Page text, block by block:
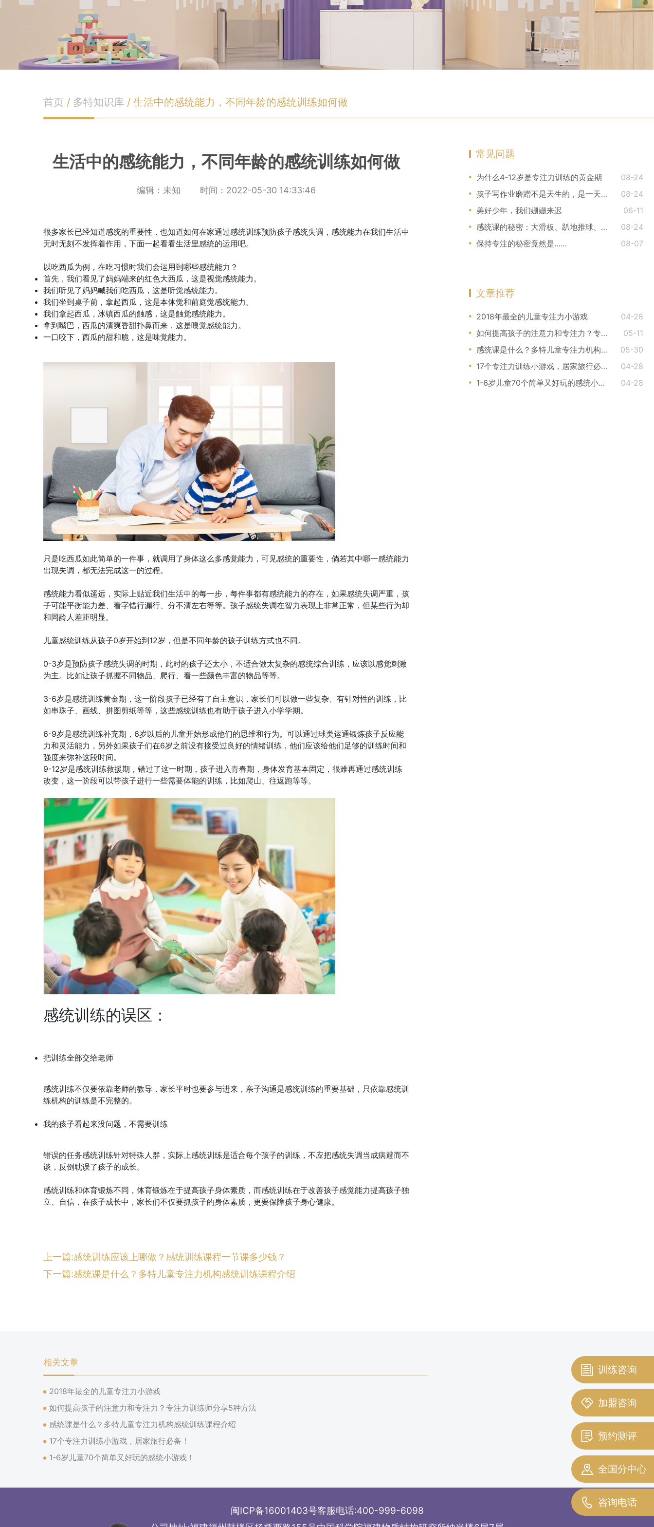
首页 / 多特知识库 /生活中的感统能力，不同年龄的感统训练如何做
生活中的感统能力，不同年龄的感统训练如何做
编辑：未知 时间：2022-05-30 14:33:46
很多家长已经知道感统的重要性，也知道如何在家通过感统训练预防孩子感统失调，感统能力在我们生活中
无时无刻不发挥着作用，下面一起看看生活里感统的运用吧。
以吃西瓜为例，在吃习惯时我们会运用到哪些感统能力？
首先，我们看见了妈妈端来的红色大西瓜，这是视觉感统能力。
我们听见了妈妈喊我们吃西瓜，这是听觉感统能力。
我们坐到桌子前，拿起西瓜，这是本体觉和前庭觉感统能力。
我们拿起西瓜，冰镇西瓜的触感，这是触觉感统能力。
拿到嘴巴，西瓜的清爽香甜扑鼻而来，这是嗅觉感统能力。
一口咬下，西瓜的甜和脆，这是味觉能力。
只是吃西瓜如此简单的一件事，就调用了身体这么多感觉能力，可见感统的重要性，倘若其中哪一感统能力
出现失调，都无法完成这一的过程。
感统能力看似遥远，实际上贴近我们生活中的每一步，每件事都有感统能力的存在，如果感统失调严重，孩
子可能平衡能力差、看字错行漏行、分不清左右等等。孩子感统失调在智力表现上非常正常，但某些行为却
和同龄人差距明显。
儿童感统训练从孩子0岁开始到12岁，但是不同年龄的孩子训练方式也不同。
0-3岁是预防孩子感统失调的时期，此时的孩子还太小，不适合做太复杂的感统综合训练，应该以感觉刺激
为主。比如让孩子抓握不同物品、爬行、看一些颜色丰富的物品等等。
3-6岁是感统训练黄金期，这一阶段孩子已经有了自主意识，家长们可以做一些复杂、有针对性的训练，比
如串珠子、画线、拼图剪纸等等，这些感统训练也有助于孩子进入小学学期。
6-9岁是感统训练补充期，6岁以后的儿童开始形成他们的思维和行为。可以通过球类运通锻炼孩子反应能
力和灵活能力，另外如果孩子们在6岁之前没有接受过良好的情绪训练，他们应该给他们足够的训练时间和
强度来弥补这段时间。
9-12岁是感统训练救援期，错过了这一时期，孩子进入青春期，身体发育基本固定，很难再通过感统训练
改变，这一阶段可以带孩子进行一些需要体能的训练，比如爬山、往返跑等等。
感统训练的误区：
把训练全部交给老师
感统训练不仅要依靠老师的教导，家长平时也要参与进来，亲子沟通是感统训练的重要基础，只依靠感统训
练机构的训练是不完整的。
我的孩子看起来没问题，不需要训练
错误的任务感统训练针对特殊人群，实际上感统训练是适合每个孩子的训练，不应把感统失调当成病避而不
谈，反倒耽误了孩子的成长。
感统训练和体育锻炼不同，体育锻炼在于提高孩子身体素质，而感统训练在于改善孩子感觉能力提高孩子独
立、自信，在孩子成长中，家长们不仅要抓孩子的身体素质，更要保障孩子身心健康。
上一篇:感统训练应该上哪做？感统训练课程一节课多少钱？
下一篇:感统课是什么？多特儿童专注力机构感统训练课程介绍
常见问题
为什么4-12岁是专注力训练的黄金期
08-24
孩子写作业磨蹭不是天生的，是一天天被你训练和强化
08-24
美好少年，我们姗姗来迟
06-11
感统课的秘密：大滑板、趴地推球、羊角球，这些有什么用？
08-24
保持专注的秘密竟然是……
08-07
文章推荐
2018年最全的儿童专注力小游戏
04-28
如何提高孩子的注意力和专注力？专注力训练师分享5种方法
05-11
感统课是什么？多特儿童专注力机构感统训练课程介绍
05-30
17个专注力训练小游戏，居家旅行必备！
04-28
1-6岁儿童70个简单又好玩的感统小游戏！
04-28
相关文章
2018年最全的儿童专注力小游戏
如何提高孩子的注意力和专注力？专注力训练师分享5种方法
感统课是什么？多特儿童专注力机构感统训练课程介绍
17个专注力训练小游戏，居家旅行必备！
1-6岁儿童70个简单又好玩的感统小游戏！
闽ICP备16001403号客服电话:400-999-6098
训练咨询
加盟咨询
预约测评
全国分中心
咨询电话